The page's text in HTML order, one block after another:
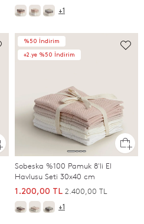
+1
%50 İndirim
+2.ye %50 İndirim
Sobeska %100 Pamuk 8'li El
Havlusu Seti 30x40 cm
1.200,00 TL 2.400,00 TL
+1